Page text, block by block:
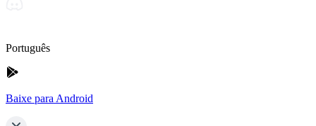
Português
Baixe para Android